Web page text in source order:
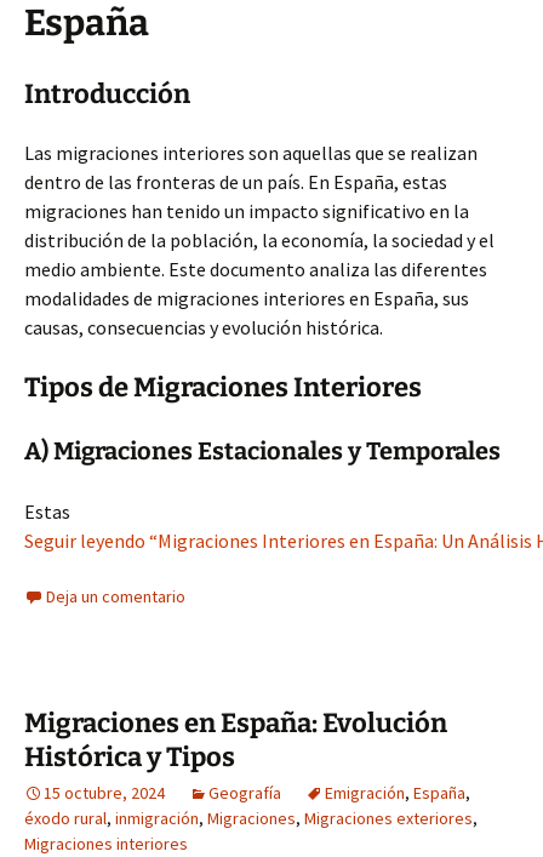
España
Introducción
Las migraciones interiores son aquellas que se realizan
dentro de las fronteras de un país. En España, estas
migraciones han tenido un impacto significativo en la
distribución de la población, la economía, la sociedad y el
medio ambiente. Este documento analiza las diferentes
modalidades de migraciones interiores en España, sus
causas, consecuencias y evolución histórica.
Tipos de Migraciones Interiores
A) Migraciones Estacionales y Temporales
Estas
Seguir leyendo “Migraciones Interiores en España: Un Análisis
Deja un comentario
Migraciones en España: Evolución
Histórica y Tipos
15 octubre, 2024 Geografía Emigración, España,
éxodo rural, inmigración, Migraciones, Migraciones exteriores,
Migraciones interiores